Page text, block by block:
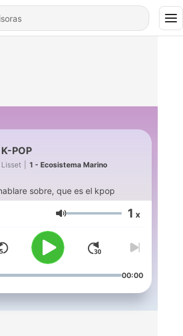
K-POP
Lisset 1 - Ecosistema Marino
sobre, que es el kpop
Volumen 1 x
00:00